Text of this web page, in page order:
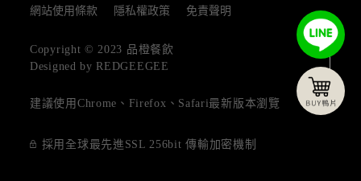
TOP
網站使用條款 隱私權政策 免責聲明
Copyright © 2023 品橙餐飲
Designed by REDGEEGEE
建議使用Chrome、Firefox、Safari最新版本瀏覽
採用全球最先進SSL 256bit 傳輸加密機制